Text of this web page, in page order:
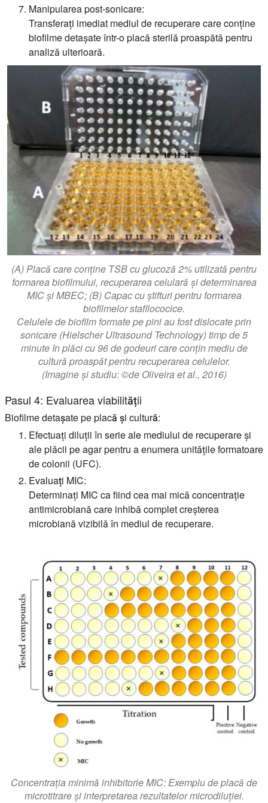
Manipularea post-sonicare:
Transferați imediat mediul de recuperare care conține
biofilme detașate într-o placă sterilă proaspătă pentru
analiză ulterioară.
(A) Placă care conține TSB cu glucoză 2% utilizată pentru
formarea biofilmului, recuperarea celulară și determinarea
MIC și MBEC; (B) Capac cu știfturi pentru formarea
biofilmelor stafilococice.
Celulele de biofilm formate pe pini au fost dislocate prin
sonicare (Hielscher Ultrasound Technology) timp de 5
minute în plăci cu 96 de godeuri care conțin mediu de
cultură proaspăt pentru recuperarea celulelor.
(Imagine și studiu: ©de Oliveira et al., 2016)
Pasul 4: Evaluarea viabilității
Biofilme detașate pe placă și cultură:
Efectuați diluții în serie ale mediului de recuperare și
ale plăcii pe agar pentru a enumera unitățile formatoare
de colonii (UFC).
Evaluați MIC:
Determinați MIC ca fiind cea mai mică concentrație
antimicrobiană care inhibă complet creșterea
microbiană vizibilă în mediul de recuperare.
Concentrația minimă inhibitorie MIC: Exemplu de placă de
microtitrare și interpretarea rezultatelor microdiluției.